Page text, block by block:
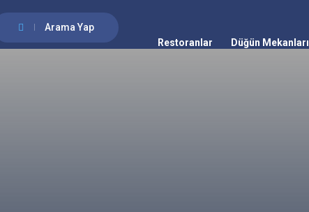
Arama Yap
Restoranlar Düğün Mekanları